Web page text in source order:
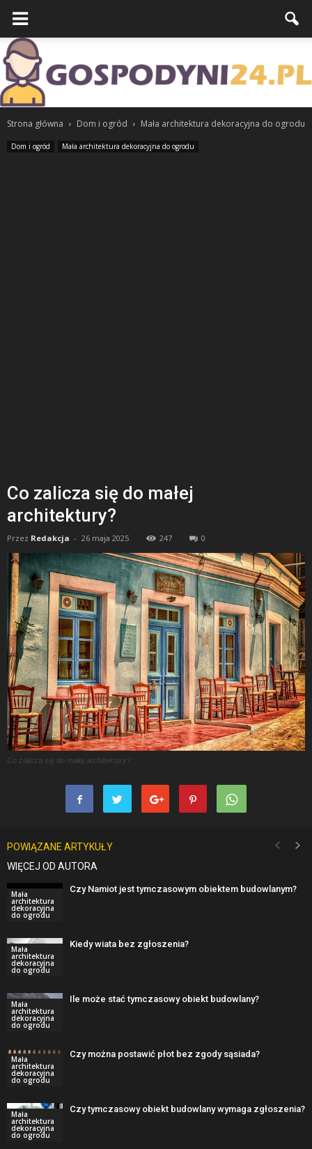
Strona główna Dom i ogród Mała architektura dekoracyjna do ogrodu
Dom i ogród Mała architektura dekoracyjna do ogrodu
Co zalicza się do małej
architektury?
Przez Redakcja - 26 maja 2025 247 0
Co zalicza się do małej architektury?
POWIĄZANE ARTYKUŁY
WIĘCEJ OD AUTORA
Mała
architektura
dekoracyjna
do ogrodu
Czy Namiot jest tymczasowym obiektem budowlanym?
Mała
architektura
dekoracyjna
do ogrodu
Kiedy wiata bez zgłoszenia?
Mała
architektura
dekoracyjna
do ogrodu
Ile może stać tymczasowy obiekt budowlany?
Mała
architektura
dekoracyjna
do ogrodu
Czy można postawić płot bez zgody sąsiada?
Mała
architektura
dekoracyjna
do ogrodu
Czy tymczasowy obiekt budowlany wymaga zgłoszenia?